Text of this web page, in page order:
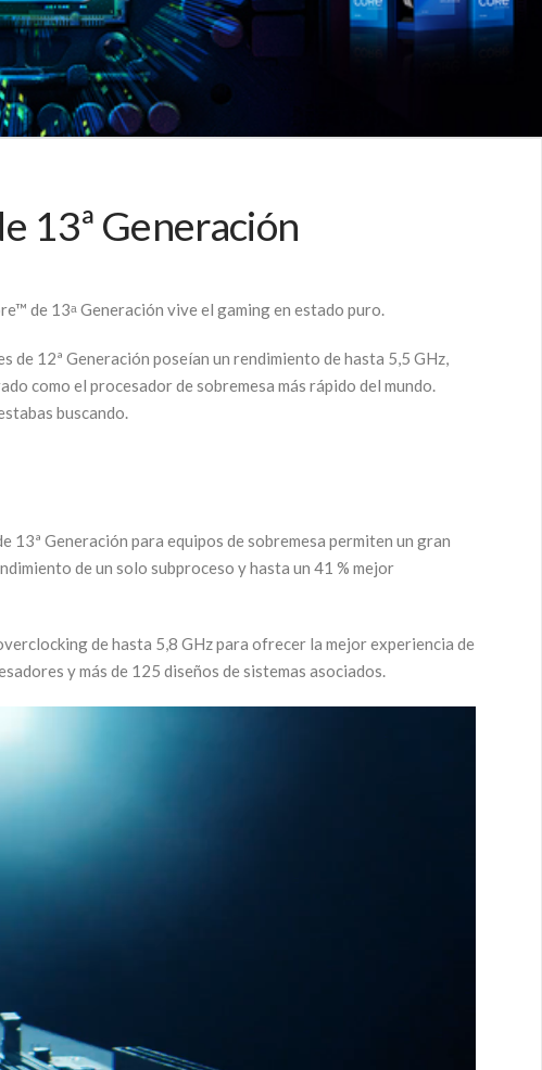
13ª Generación
de 13ᵃ Generación vive el gaming en estado puro.
de 12ª Generación poseían un rendimiento de hasta 5,5 GHz,
como el procesador de sobremesa más rápido del mundo.
buscando.
Generación para equipos de sobremesa permiten un gran
de un solo subproceso y hasta un 41 % mejor
de hasta 5,8 GHz para ofrecer la mejor experiencia de
y más de 125 diseños de sistemas asociados.